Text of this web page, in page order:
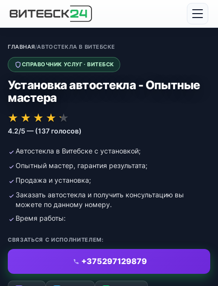
ГЛАВНАЯ/АВТОСТЕКЛА В ВИТЕБСКЕ
СПРАВОЧНИК УСЛУГ · ВИТЕБСК
Установка автостекла - Опытные
мастера
★★★★★
★★★★★
★ ★ ★ ★ ★
4.2/5 — (137 голосов)
Автостекла в Витебске с установкой;
Опытный мастер, гарантия результата;
Продажа и установка;
Заказать автостекла и получить консультацию вы
можете по данному номеру.
Время работы:
СВЯЗАТЬСЯ С ИСПОЛНИТЕЛЕМ:
+375297129879